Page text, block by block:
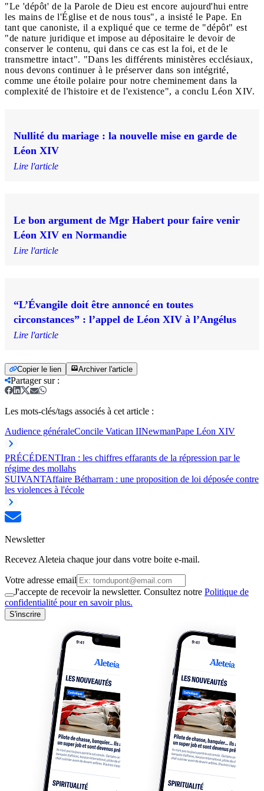
"Le 'dépôt' de la Parole de Dieu est encore aujourd'hui entre
les mains de l'Église et de nous tous", a insisté le Pape. En
tant que canoniste, il a expliqué que ce terme de "dépôt" est
"de nature juridique et impose au dépositaire le devoir de
conserver le contenu, qui dans ce cas est la foi, et de le
transmettre intact". "Dans les différents ministères ecclésiaux,
nous devons continuer à le préserver dans son intégrité,
comme une étoile polaire pour notre cheminement dans la
complexité de l'histoire et de l'existence", a conclu Léon XIV.
Nullité du mariage : la nouvelle mise en garde de
Léon XIV
Lire l'article
Le bon argument de Mgr Habert pour faire venir
Léon XIV en Normandie
Lire l'article
“L’Évangile doit être annoncé en toutes
circonstances” : l’appel de Léon XIV à l’Angélus
Lire l'article
Copier le lien Archiver l'article
Partager sur:
Les mots-clés/tags associés à cet article :
Audience généraleConcile Vatican IINewmanPape Léon XIV
PRÉCÉDENTIran : les chiffres effarants de la répression par le
régime des mollahs
SUIVANTAffaire Bétharram : une proposition de loi déposée contre
les violences à l'école
Newsletter
Recevez Aleteia chaque jour dans votre boite e-mail.
Votre adresse email
J'accepte de recevoir la newsletter. Consultez notre Politique de
confidentialité pour en savoir plus.
S'inscrire